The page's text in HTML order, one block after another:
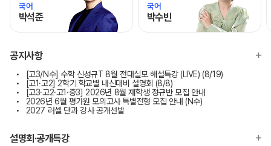
국어
박석준
국어
박수빈
공지사항
[고3/N수] 수학 신성규T 8월 전대실모 해설특강 (LIVE) (8/19)
[고1·고2] 2학기 학교별 내신대비 설명회 (8/8)
[고3·고2·고1·중3] 2026년 8월 재학생 정규반 모집 안내
2026년 6월 평가원 모의고사 특별전형 모집 안내 (N수)
2027 러셀 단과 강사 공개선발
설명회·공개특강